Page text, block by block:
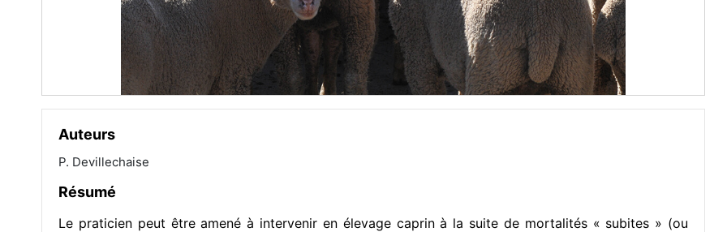
Auteurs
P. Devillechaise
Résumé
Le praticien peut être amené à intervenir en élevage caprin à la suite de mortalités « subites » (ou